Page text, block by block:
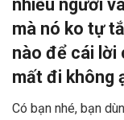
nhiều người
mà nó ko tự
nào để cái lời
mất đi không
Có bạn nhé, bạn